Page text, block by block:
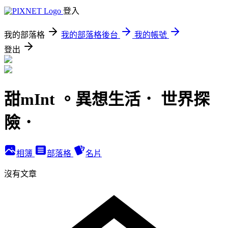
登入
我的部落格 我的部落格後台
我的帳號
登出
甜mInt 。異想生活． 世界探
險．
相簿 部落格 名片
沒有文章